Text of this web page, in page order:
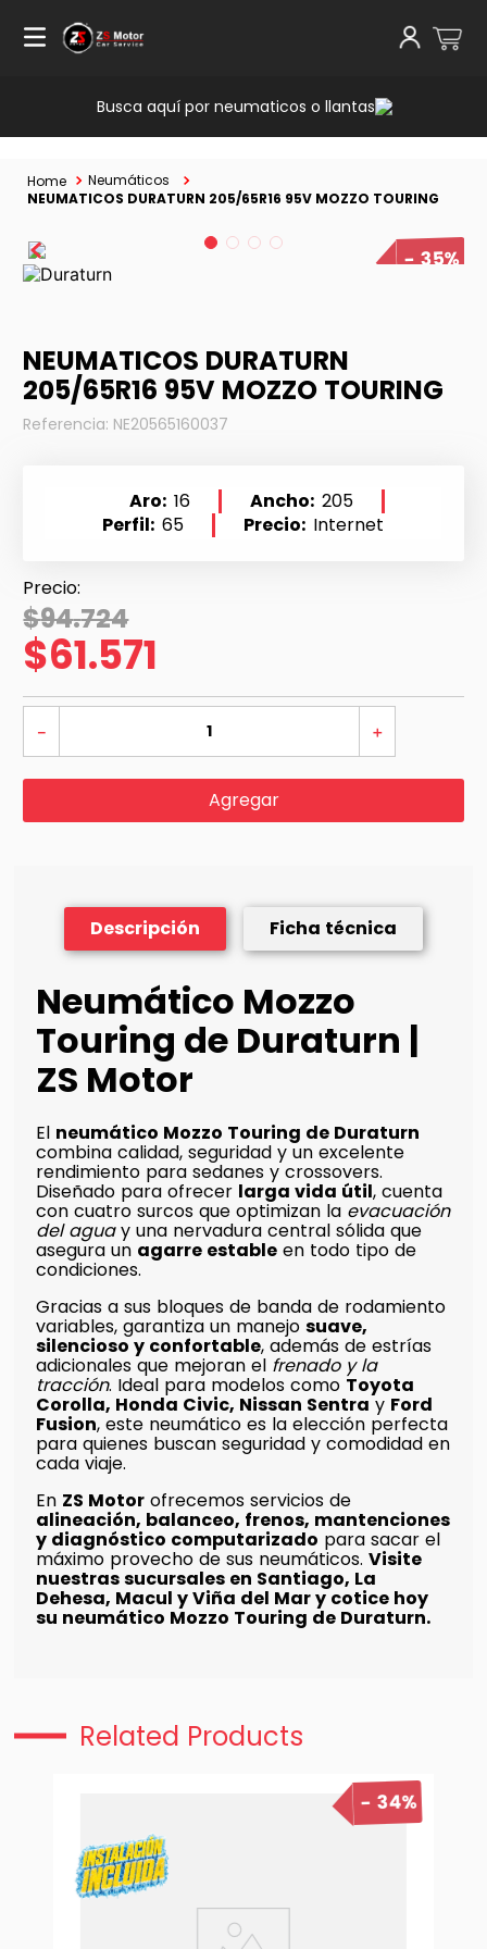
Busca aquí por neumaticos o llantas
Neumáticos
NEUMATICOS DURATURN 205/65R16 95V MOZZO TOURING
35%
NEUMATICOS DURATURN
205/65R16 95V MOZZO TOURING
Referencia: NE20565160037
Aro 16 Ancho 205
Perfil 65 Precio Internet
$94.724
$61.571
＋
－
Agregar
Descripción Ficha técnica
Neumático Mozzo
Touring de Duraturn |
ZS Motor
El neumático Mozzo Touring de Duraturn
combina calidad, seguridad y un excelente
rendimiento para sedanes y crossovers.
Diseñado para ofrecer larga vida útil, cuenta
con cuatro surcos que optimizan la evacuación
del aguay una nervadura central sólida que
asegura un agarre estable en todo tipo de
condiciones.
Gracias a sus bloques de banda de rodamiento
variables, garantiza un manejosuave,
silencioso y confortable, además de estrías
adicionales que mejoran el frenado y la
tracción. Ideal para modelos como Toyota
Corolla, Honda Civic, Nissan Sentra y Ford
Fusion, este neumático es la elección perfecta
para quienes buscan seguridad y comodidad en
cada viaje.
En ZS Motor ofrecemos servicios de
alineación, balanceo, frenos, mantenciones
y diagnóstico computarizado para sacar el
máximo provecho de sus neumáticos.Visite
nuestras sucursales en Santiago, La
Dehesa, Macul y Viña del Mar y cotice hoy
su neumático Mozzo Touring de Duraturn.
Related Products
34%